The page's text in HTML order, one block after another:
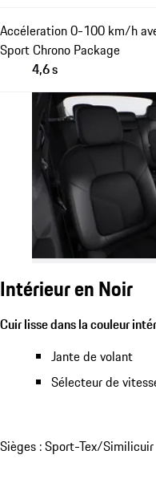
Accéleration 0-100 km/h
Sport Chrono Package
4,6 s
Intérieur en Noir
Cuir lisse dans la couleur
Jante de volant
Sélecteur de
Sièges : Sport-Tex/Similicuir